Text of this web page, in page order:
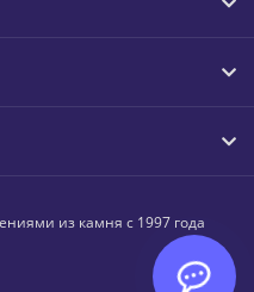
из камня с 1997 года